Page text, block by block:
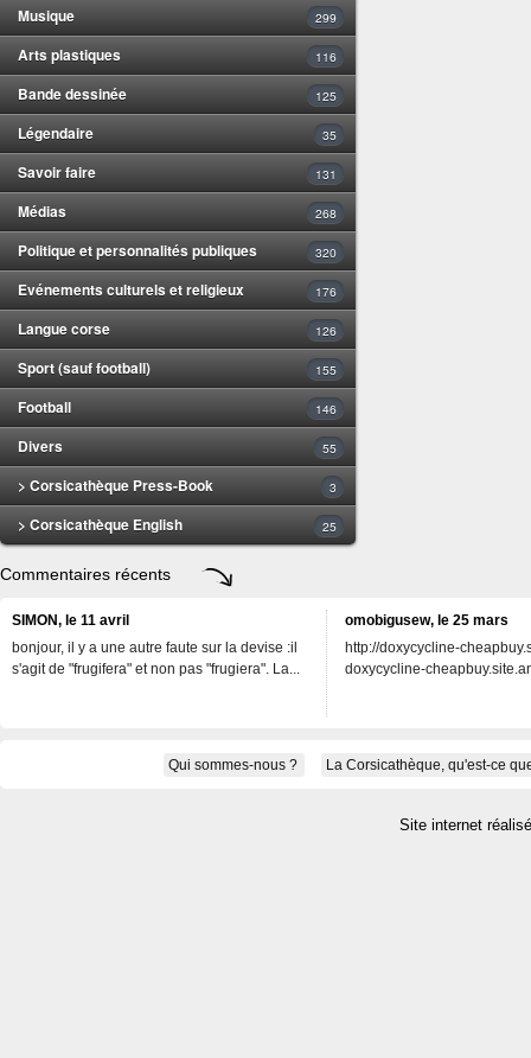
Musique 299
Arts plastiques 116
Bande dessinée 125
Légendaire 35
Savoir faire 131
Médias 268
Politique et personnalités publiques 320
Evénements culturels et religieux 176
Langue corse 126
Sport (sauf football) 155
Football 146
Divers 55
> Corsicathèque Press-Book 3
> Corsicathèque English 25
Commentaires récents
SIMON, le 11 avril
bonjour, il y a une autre faute sur la devise :il
s'agit de "frugifera" et non pas "frugiera". La...
omobigusew, le 25 mars
http://doxycycline-
doxycycline-
Qui sommes-nous ? La Corsicathèque, qu'est-ce
Site internet